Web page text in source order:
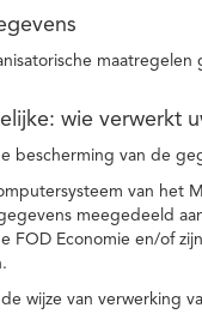
wie verwerkt
bescherming van de
van het
meegedeeld
Economie en/of
wijze van verwerking